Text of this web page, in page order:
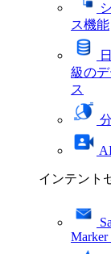
ス機能
級の
ス
インテント
Marker